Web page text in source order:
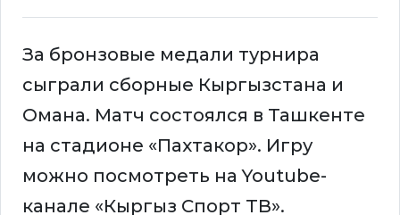
За бронзовые медали турнира
сыграли сборные Кыргызстана и
Омана. Матч состоялся в Ташкенте
на стадионе «Пахтакор». Игру
можно посмотреть на Youtube-
канале «Кыргыз Спорт ТВ».